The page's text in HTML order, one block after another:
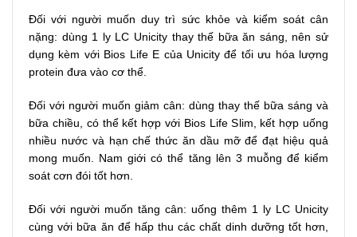
Đối với người muốn duy trì sức khỏe và kiểm soát cân
nặng: dùng 1 ly LC Unicity thay thế bữa ăn sáng, nên sử
dụng kèm với Bios Life E của Unicity để tối ưu hóa lượng
protein đưa vào cơ thể.
Đối với người muốn giảm cân: dùng thay thế bữa sáng và
bữa chiều, có thể kết hợp với Bios Life Slim, kết hợp uống
nhiều nước và hạn chế thức ăn dầu mỡ để đạt hiệu quả
mong muốn. Nam giới có thể tăng lên 3 muỗng để kiểm
soát cơn đói tốt hơn.
Đối với người muốn tăng cân: uống thêm 1 ly LC Unicity
cùng với bữa ăn để hấp thu các chất dinh dưỡng tốt hơn,